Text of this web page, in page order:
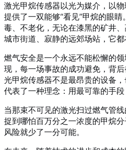
激光甲烷传感器以光为媒介，以
提供了一双能够“看见”甲烷的眼
毒、不老化，无论在漆黑的矿井
城市街道、寂静的远郊场站，它都
燃气安全是一个永远不能松懈的
现，每一场事故的成功避免，背
光甲烷传感器不是最昂贵的设备
代表了一种理念：用最可靠的手段
当那束不可见的激光扫过燃气管
捉到哪怕百万分之一浓度的甲烷
风险就少了一分可能。